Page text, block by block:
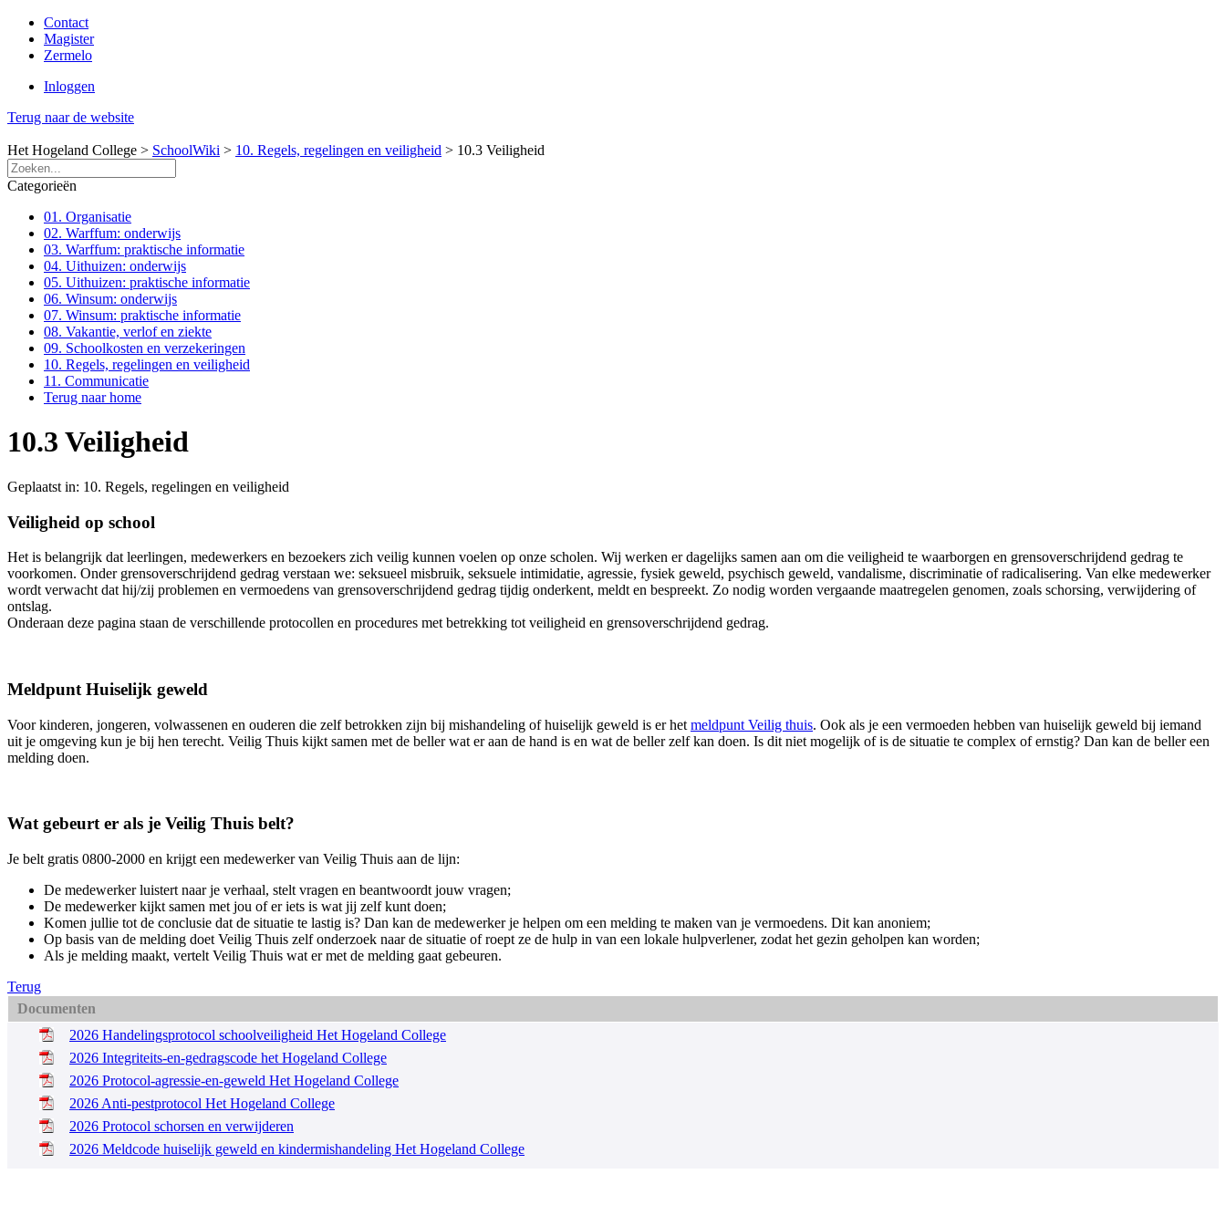
Contact
Magister
Zermelo
Inloggen
Terug naar de website
Het Hogeland College > SchoolWiki > 10. Regels, regelingen en veiligheid > 10.3 Veiligheid
Categorieën
01. Organisatie
02. Warffum: onderwijs
03. Warffum: praktische informatie
04. Uithuizen: onderwijs
05. Uithuizen: praktische informatie
06. Winsum: onderwijs
07. Winsum: praktische informatie
08. Vakantie, verlof en ziekte
09. Schoolkosten en verzekeringen
10. Regels, regelingen en veiligheid
11. Communicatie
Terug naar home
10.3 Veiligheid
Geplaatst in: 10. Regels, regelingen en veiligheid
Veiligheid op school
Het is belangrijk dat leerlingen, medewerkers en bezoekers zich veilig kunnen voelen op onze scholen. Wij werken er dagelijks samen aan om die veiligheid te waarborgen en grensoverschrijdend gedrag te
voorkomen. Onder grensoverschrijdend gedrag verstaan we: seksueel misbruik, seksuele intimidatie, agressie, fysiek geweld, psychisch geweld, vandalisme, discriminatie of radicalisering. Van elke medewerker
wordt verwacht dat hij/zij problemen en vermoedens van grensoverschrijdend gedrag tijdig onderkent, meldt en bespreekt. Zo nodig worden vergaande maatregelen genomen, zoals schorsing, verwijdering of
ontslag.
Onderaan deze pagina staan de verschillende protocollen en procedures met betrekking tot veiligheid en grensoverschrijdend gedrag.
Meldpunt Huiselijk geweld
Voor kinderen, jongeren, volwassenen en ouderen die zelf betrokken zijn bij mishandeling of huiselijk geweld is er het meldpunt Veilig thuis. Ook als je een vermoeden hebben van huiselijk geweld bij iemand
uit je omgeving kun je bij hen terecht. Veilig Thuis kijkt samen met de beller wat er aan de hand is en wat de beller zelf kan doen. Is dit niet mogelijk of is de situatie te complex of ernstig? Dan kan de beller een
melding doen.
Wat gebeurt er als je Veilig Thuis belt?
Je belt gratis 0800-2000 en krijgt een medewerker van Veilig Thuis aan de lijn:
De medewerker luistert naar je verhaal, stelt vragen en beantwoordt jouw vragen;
De medewerker kijkt samen met jou of er iets is wat jij zelf kunt doen;
Komen jullie tot de conclusie dat de situatie te lastig is? Dan kan de medewerker je helpen om een melding te maken van je vermoedens. Dit kan anoniem;
Op basis van de melding doet Veilig Thuis zelf onderzoek naar de situatie of roept ze de hulp in van een lokale hulpverlener, zodat het gezin geholpen kan worden;
Als je melding maakt, vertelt Veilig Thuis wat er met de melding gaat gebeuren.
Terug
Documenten
2026 Handelingsprotocol schoolveiligheid Het Hogeland College
2026 Integriteits-en-gedragscode het Hogeland College
2026 Protocol-agressie-en-geweld Het Hogeland College
2026 Anti-pestprotocol Het Hogeland College
2026 Protocol schorsen en verwijderen
2026 Meldcode huiselijk geweld en kindermishandeling Het Hogeland College